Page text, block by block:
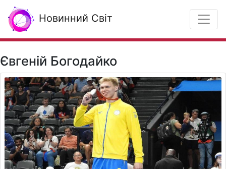
Новинний Світ
Євгеній Богодайко